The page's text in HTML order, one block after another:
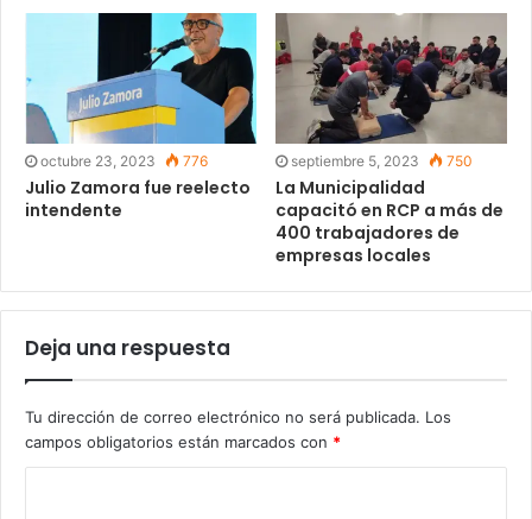
octubre 23, 2023 776
Julio Zamora fue reelecto
intendente
septiembre 5, 2023 750
La Municipalidad
capacitó en RCP a más de
400 trabajadores de
empresas locales
Deja una respuesta
Tu dirección de correo electrónico no será publicada. Los
campos obligatorios están marcados con *